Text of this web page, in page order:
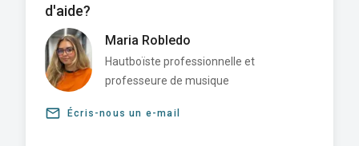
d'aide?
Maria Robledo
Hautboïste professionnelle et
professeure de musique
email Écris-nous un e-mail